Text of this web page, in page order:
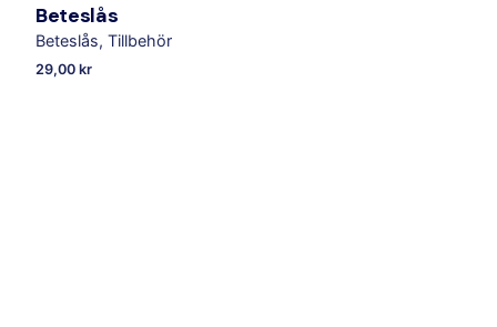
Beteslås
Beteslås Tillbehör
29,00 kr